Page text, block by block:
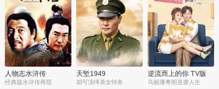
人物志水浒传
经典版水浒传再现
天堑1949
胡可演绎美女特务
逆流而上的你 TV版
马丽潘粤明逆袭人生